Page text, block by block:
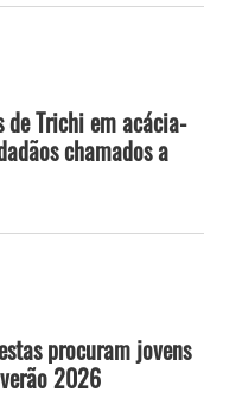
de Trichi em acácia-
chamados a
procuram jovens
2026